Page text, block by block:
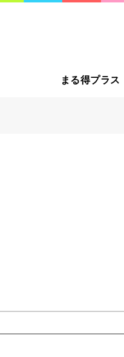
まる得プラス